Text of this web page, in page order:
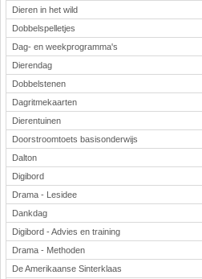
Dieren in het wild
Dobbelspelletjes
Dag- en weekprogramma's
Dierendag
Dobbelstenen
Dagritmekaarten
Dierentuinen
Doorstroomtoets basisonderwijs
Dalton
Digibord
Drama - Lesidee
Dankdag
Digibord - Advies en training
Drama - Methoden
De Amerikaanse Sinterklaas